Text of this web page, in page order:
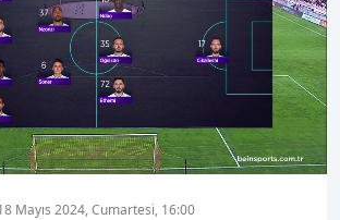
08:13
Mayıs 2024, Cumartesi, 16:00